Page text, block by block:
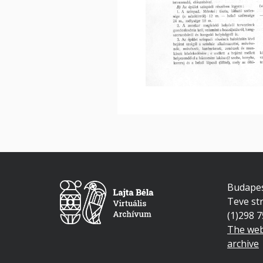
Teve
(1)298
The
archive